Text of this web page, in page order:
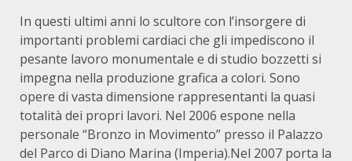
In questi ultimi anni lo scultore con l’insorgere di
importanti problemi cardiaci che gli impediscono il
pesante lavoro monumentale e di studio bozzetti si
impegna nella produzione grafica a colori. Sono
opere di vasta dimensione rappresentanti la quasi
totalità dei propri lavori. Nel 2006 espone nella
personale “Bronzo in Movimento” presso il Palazzo
del Parco di Diano Marina (Imperia).Nel 2007 porta la